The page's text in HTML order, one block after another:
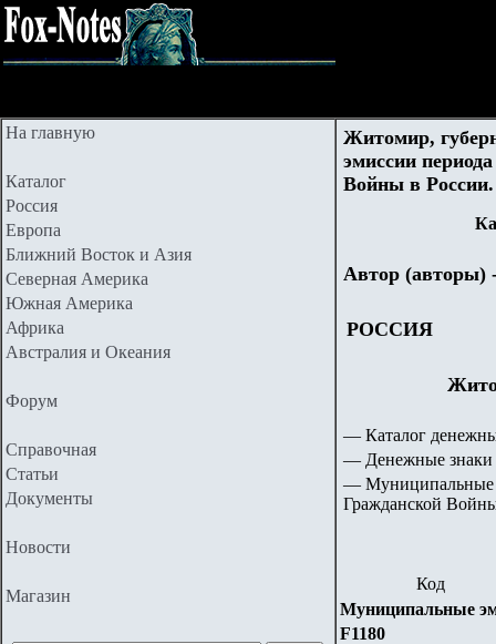
На главную
Каталог
Россия
Европа
Ближний Восток и Азия
Северная Америка
Южная Америка
Африка
Австралия и Океания
Форум
Справочная
Статьи
Документы
Новости
Магазин
Житомир,
эмиссии
Войны в России.
Автор (авторы)
РОССИЯ
— Каталог
— Денежные знаки
— Муниципальные
Гражданской
Код
Муниципальные
F1180